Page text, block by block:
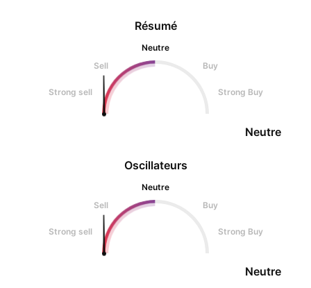
Oscillateurs
Neutre
Sell
Buy
Strong sell Strong Buy
Neutre
Résumé
Neutre
Sell
Buy
Strong sell Strong Buy
Neutre